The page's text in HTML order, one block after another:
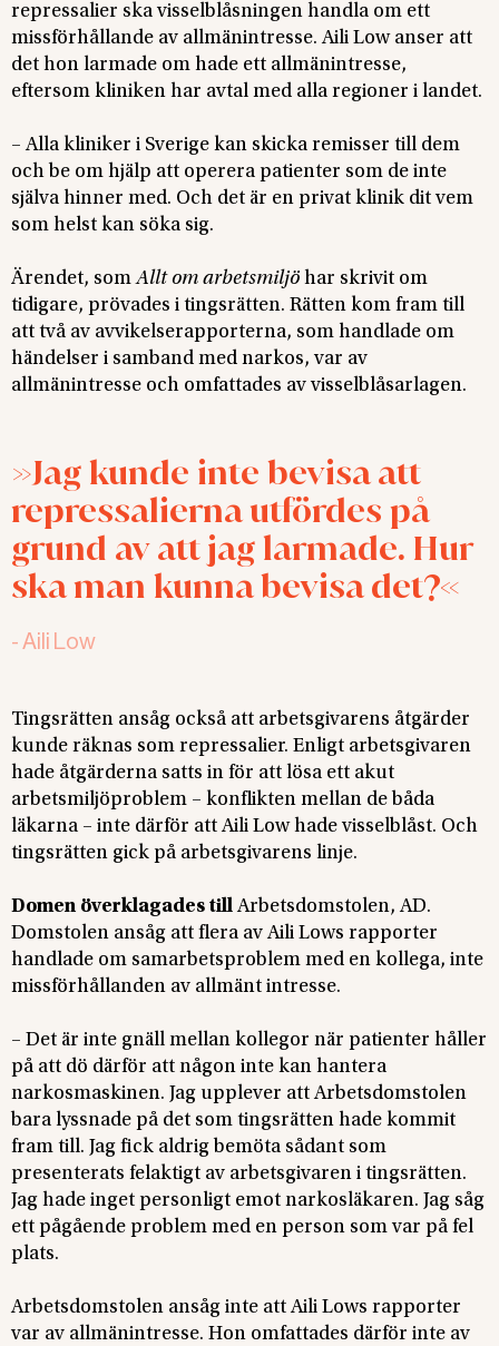
repressalier ska visselblåsningen handla om ett
missförhållande av allmänintresse. Aili Low anser att
det hon larmade om hade ett allmänintresse,
eftersom kliniken har avtal med alla regioner i landet.
– Alla kliniker i Sverige kan skicka remisser till dem
och be om hjälp att operera patienter som de inte
själva hinner med. Och det är en privat klinik dit vem
som helst kan söka sig.
Ärendet, somAllt om arbetsmiljö har skrivit om
tidigare, prövades i tingsrätten. Rätten kom fram till
att två av avvikelserapporterna, som handlade om
händelser i samband med narkos, var av
allmänintresse och omfattades av visselblåsarlagen.
Jag kunde inte bevisa att
repressalierna utfördes på
grund av att jag larmade. Hur
ska man kunna bevisa det?
-Aili Low
Tingsrätten ansåg också att arbetsgivarens åtgärder
kunde räknas som repressalier. Enligt arbetsgivaren
hade åtgärderna satts in för att lösa ett akut
arbetsmiljöproblem – konflikten mellan de båda
läkarna – inte därför att Aili Low hade visselblåst. Och
tingsrätten gick på arbetsgivarens linje.
Domen överklagades tillArbetsdomstolen, AD.
Domstolen ansåg att flera av Aili Lows rapporter
handlade om samarbetsproblem med en kollega, inte
missförhållanden av allmänt intresse.
– Det är inte gnäll mellan kollegor när patienter håller
på att dö därför att någon inte kan hantera
narkosmaskinen. Jag upplever att Arbetsdomstolen
bara lyssnade på det som tingsrätten hade kommit
fram till. Jag fick aldrig bemöta sådant som
presenterats felaktigt av arbetsgivaren i tingsrätten.
Jag hade inget personligt emot narkosläkaren. Jag såg
ett pågående problem med en person som var på fel
plats.
Arbetsdomstolen ansåg inte att Aili Lows rapporter
var av allmänintresse. Hon omfattades därför inte av